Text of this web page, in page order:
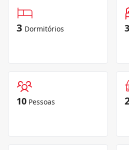
3 Dormitórios 3
10 Pessoas